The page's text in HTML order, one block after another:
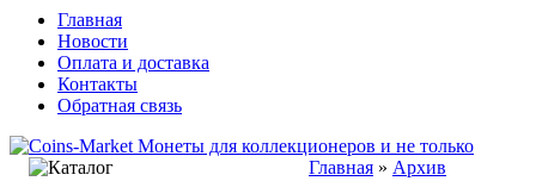
Главная
Новости
Оплата и доставка
Контакты
Обратная связь
Главная » Архив